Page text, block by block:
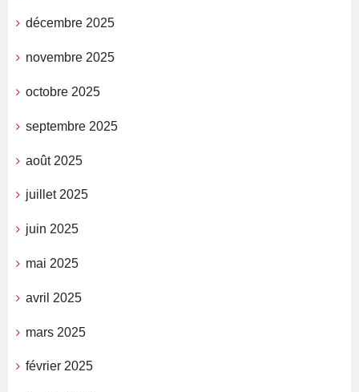
décembre 2025
novembre 2025
octobre 2025
septembre 2025
août 2025
juillet 2025
juin 2025
mai 2025
avril 2025
mars 2025
février 2025